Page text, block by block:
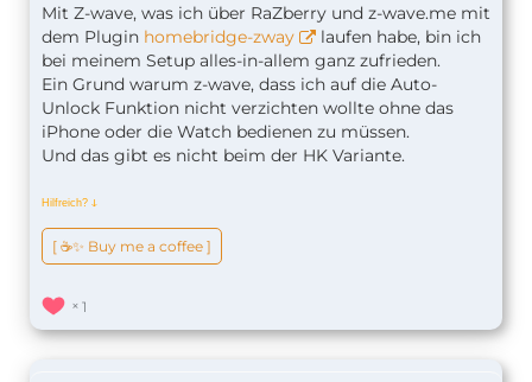
Mit Z-wave, was ich über RaZberry und z-wave.me mit
dem Plugin homebridge-zway
laufen habe, bin ich
bei meinem Setup alles-in-allem ganz zufrieden.
Ein Grund warum z-wave, dass ich auf die Auto-
Unlock Funktion nicht verzichten wollte ohne das
iPhone oder die Watch bedienen zu müssen.
Und das gibt es nicht beim der HK Variante.
Hilfreich? ↆ
[ ☕️✨ Buy me a coffee ]
1